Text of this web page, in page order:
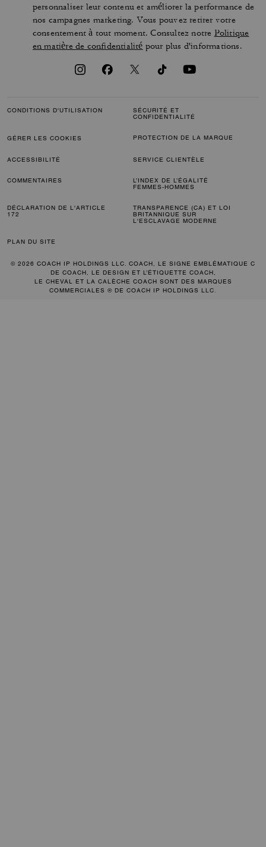
personnaliser leur contenu et améliorer la performance de
nos campagnes marketing. Vous pouvez retirer votre
consentement à tout moment. Consultez notre Politique
en matière de confidentialité pour plus d'informations.
CONDITIONS D'UTILISATION
SÉCURITÉ ET
CONFIDENTIALITÉ
GÉRER LES COOKIES PROTECTION DE LA MARQUE
ACCESSIBILITÉ SERVICE CLIENTÈLE
COMMENTAIRES
L’INDEX DE L’ÉGALITÉ
FEMMES-HOMMES
DÉCLARATION DE L'ARTICLE
172
TRANSPARENCE (CA) ET LOI
BRITANNIQUE SUR
L'ESCLAVAGE MODERNE
PLAN DU SITE
© 2026 COACH IP HOLDINGS LLC. COACH, LE SIGNE EMBLÉMATIQUE C
DE COACH, LE DESIGN ET L’ÉTIQUETTE COACH,
LE CHEVAL ET LA CALÈCHE COACH SONT DES MARQUES
COMMERCIALES ® DE COACH IP HOLDINGS LLC.